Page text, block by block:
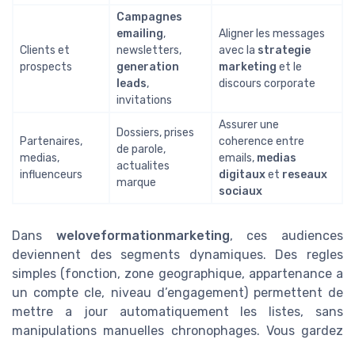
Clients et
prospects
Campagnes
emailing,
newsletters,
generation
leads,
invitations
Aligner les messages
avec la strategie
marketing et le
discours corporate
Partenaires,
medias,
influenceurs
Dossiers, prises
de parole,
actualites
marque
Assurer une
coherence entre
emails, medias
digitauxet reseaux
sociaux
Dans weloveformationmarketing, ces audiences
deviennent des segments dynamiques. Des regles
simples (fonction, zone geographique, appartenance a
un compte cle, niveau d’engagement) permettent de
mettre a jour automatiquement les listes, sans
manipulations manuelles chronophages. Vous gardez